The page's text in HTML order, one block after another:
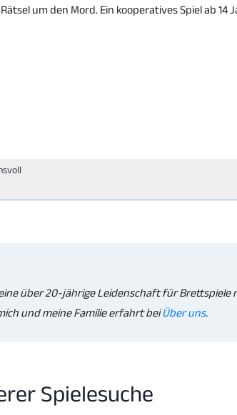
um den Mord. Ein kooperatives Spiel ab 14
über 20-jährige Leidenschaft für Brettspiele
und meine Familie erfahrt beiÜber uns.
Spielesuche